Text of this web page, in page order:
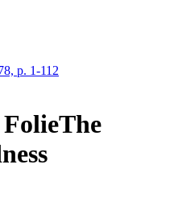
p. 1-112
FolieThe